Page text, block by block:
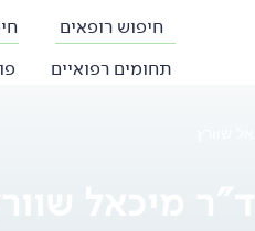
חיפוש רופאים
תחומים רפואיים